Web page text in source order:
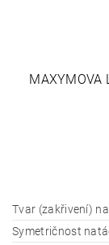
MAXYMOVA
Tvar (zakřivení)
Symetričnost